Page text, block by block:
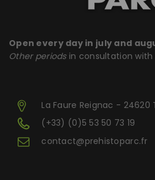
Open every day in july and
Other periods in consultation with
La Faure Reignac - 24620
(+33) (0)5 53 50 73 19
contact@prehistoparc.fr